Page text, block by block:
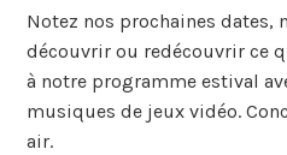
Notez nos prochaines dates,
découvrir ou redécouvrir ce
à notre programme estival
musiques de jeux vidéo.
air.